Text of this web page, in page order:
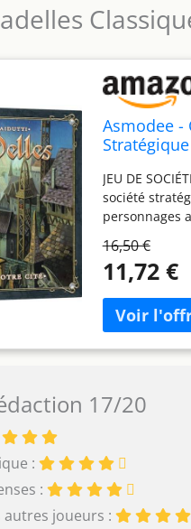
Asmodee -
JEU DE
société
personnages
doit
quartiers de
filouterie.
joueurs
influencer la
à des
Conçu pour 2
offrant des
Personnage,
cartes Aide
16,50 €
11,72 €
17/20
:
:
autres joueurs :